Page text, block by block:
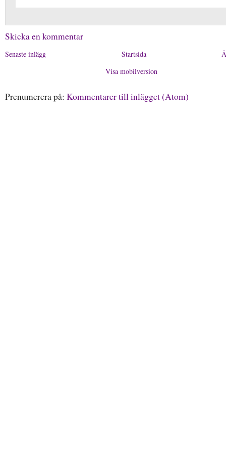
Skicka en kommentar
Senaste inlägg
Startsida
Visa mobilversion
Prenumerera på: Kommentarer till inlägget (Atom)